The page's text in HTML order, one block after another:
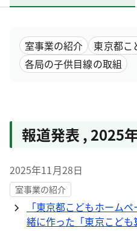
室事業の紹介
東京都こ
各局の子供目線の取組
報道発表 , 2025
2025年11月28日
室事業の紹介
「東京都こどもホーム
緒に作った「東京こど